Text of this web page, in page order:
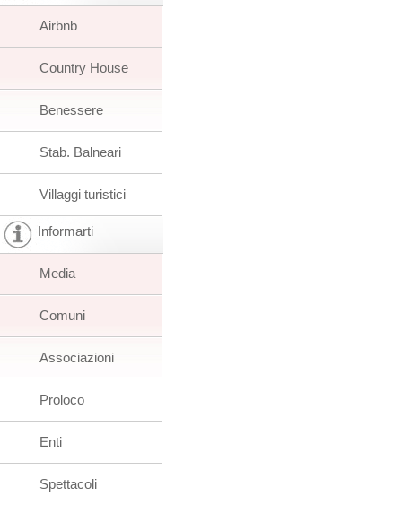
Airbnb
Country House
Benessere
Stab. Balneari
Villaggi turistici
Informarti
Media
Comuni
Associazioni
Proloco
Enti
Spettacoli